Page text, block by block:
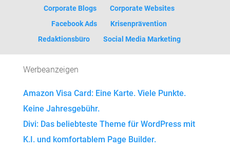
Corporate Blogs
Corporate Websites
Facebook Ads
Krisenprävention
Redaktionsbüro
Social Media Marketing
Werbeanzeigen
Amazon Visa Card: Eine Karte. Viele Punkte.
Keine Jahresgebühr.
Divi: Das beliebteste Theme für WordPress mit
K.I. und komfortablem Page Builder.